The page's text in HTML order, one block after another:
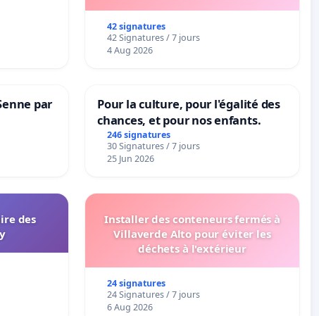
42 signatures
42 Signatures / 7 jours
4 Aug 2026
par
Pour la culture, pour l'égalité des
chances, et pour nos enfants.
246 signatures
30 Signatures / 7 jours
25 Jun 2026
des
Installer des conteneurs fermés à
Villaverde Alto pour éviter les
déchets à l'extérieur
24 signatures
24 Signatures / 7 jours
6 Aug 2026